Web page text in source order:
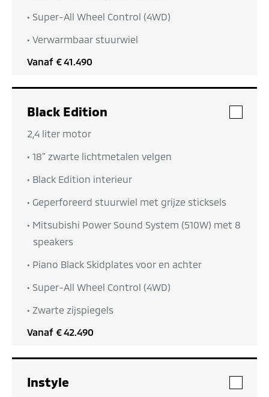
• Super-All Wheel Control (4WD)
• Verwarmbaar stuurwiel
Vanaf € 41.490
Black Edition
• 2,4 liter motor
• 18" zwarte lichtmetalen velgen
• Black Edition interieur
• Geperforeerd stuurwiel met grijze sticksels
• Mitsubishi Power Sound System (510W) met 8
speakers
• Piano Black Skidplates voor en achter
• Super-All Wheel Control (4WD)
• Zwarte zijspiegels
Vanaf € 42.490
Instyle